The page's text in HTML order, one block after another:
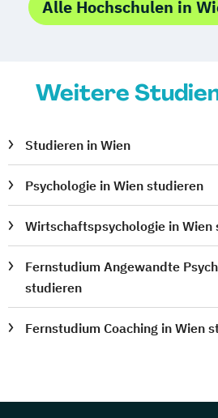
Alle Hochschulen in
Weitere
Studieren in Wien
Psychologie in Wien studieren
Wirtschaftspsychologie in Wien
Fernstudium Angewandte
studieren
Fernstudium Coaching in Wien